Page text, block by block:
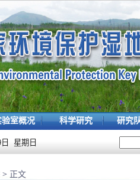
室概况 科学研究 研究
星期日
> 正文